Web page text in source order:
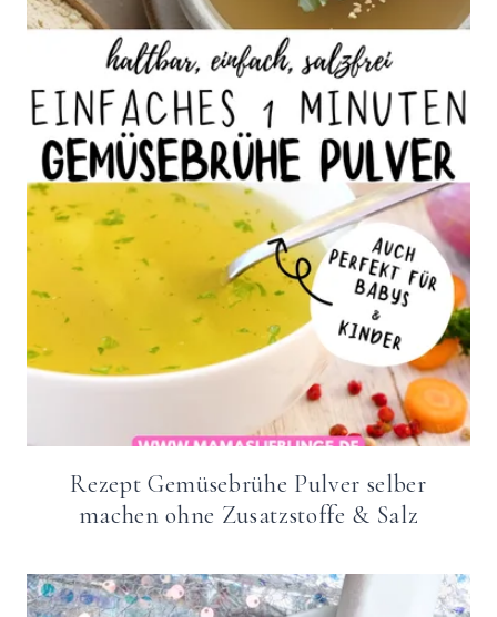
Rezept Gemüsebrühe Pulver selber
machen ohne Zusatzstoffe & Salz